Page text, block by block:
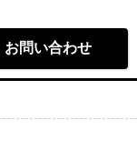
お問い合わせ